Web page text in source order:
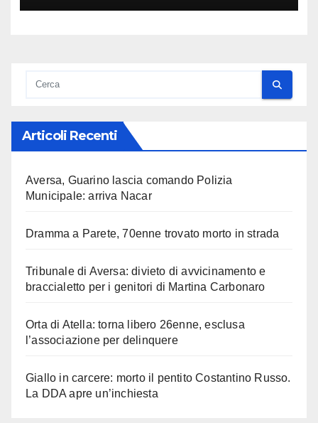
Articoli Recenti
Aversa, Guarino lascia comando Polizia
Municipale: arriva Nacar
Dramma a Parete, 70enne trovato morto in strada
Tribunale di Aversa: divieto di avvicinamento e
braccialetto per i genitori di Martina Carbonaro
Orta di Atella: torna libero 26enne, esclusa
l’associazione per delinquere
Giallo in carcere: morto il pentito Costantino Russo.
La DDA apre un’inchiesta